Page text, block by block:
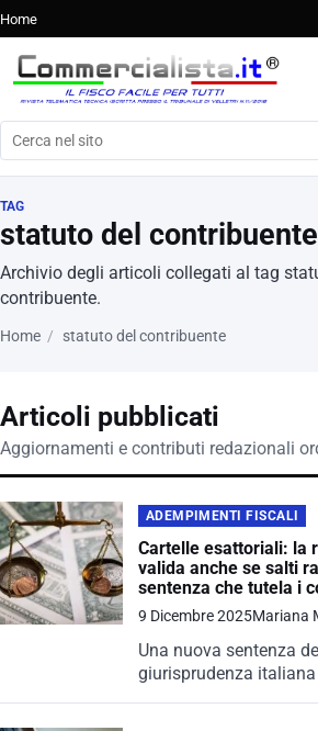
Home
Cerca nel sito
TAG
statuto del contribuente
Archivio degli articoli collegati al tag
contribuente.
Home statuto del contribuente
Articoli pubblicati
Aggiornamenti e contributi redazionali
ADEMPIMENTI FISCALI
Cartelle esattoriali: la
valida anche se salti
sentenza che tutela i
9 Dicembre 2025Mariana
Una nuova sentenza
giurisprudenza